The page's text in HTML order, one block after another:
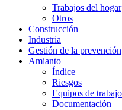
Trabajos del hogar
Otros
Construcción
Industria
Gestión de la prevención
Amianto
Índice
Riesgos
Equipos de trabajo
Documentación